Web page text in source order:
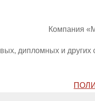
Компания
дипломных и